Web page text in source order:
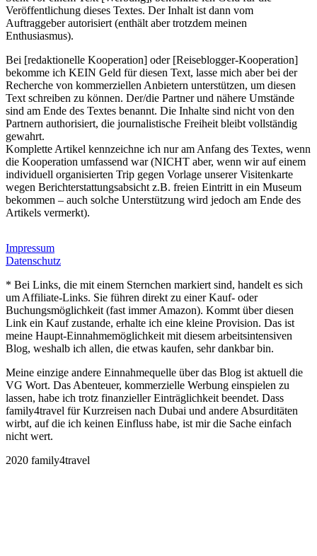
Veröffentlichung dieses Textes. Der Inhalt ist dann vom
Auftraggeber autorisiert (enthält aber trotzdem meinen
Enthusiasmus).
Bei [redaktionelle Kooperation] oder [Reiseblogger-Kooperation]
bekomme ich KEIN Geld für diesen Text, lasse mich aber bei der
Recherche von kommerziellen Anbietern unterstützen, um diesen
Text schreiben zu können. Der/die Partner und nähere Umstände
sind am Ende des Textes benannt. Die Inhalte sind nicht von den
Partnern authorisiert, die journalistische Freiheit bleibt vollständig
gewahrt.
Komplette Artikel kennzeichne ich nur am Anfang des Textes, wenn
die Kooperation umfassend war (NICHT aber, wenn wir auf einem
individuell organisierten Trip gegen Vorlage unserer Visitenkarte
wegen Berichterstattungsabsicht z.B. freien Eintritt in ein Museum
bekommen – auch solche Unterstützung wird jedoch am Ende des
Artikels vermerkt).
Impressum
Datenschutz
* Bei Links, die mit einem Sternchen markiert sind, handelt es sich
um Affiliate-Links. Sie führen direkt zu einer Kauf- oder
Buchungsmöglichkeit (fast immer Amazon). Kommt über diesen
Link ein Kauf zustande, erhalte ich eine kleine Provision. Das ist
meine Haupt-Einnahmemöglichkeit mit diesem arbeitsintensiven
Blog, weshalb ich allen, die etwas kaufen, sehr dankbar bin.
Meine einzige andere Einnahmequelle über das Blog ist aktuell die
VG Wort. Das Abenteuer, kommerzielle Werbung einspielen zu
lassen, habe ich trotz finanzieller Einträglichkeit beendet. Dass
family4travel für Kurzreisen nach Dubai und andere Absurditäten
wirbt, auf die ich keinen Einfluss habe, ist mir die Sache einfach
nicht wert.
2020 family4travel